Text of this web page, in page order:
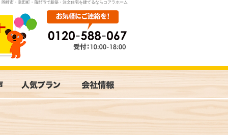
岡崎市・幸田町・蒲郡市で新築・注文住宅を建てるならコアラホーム